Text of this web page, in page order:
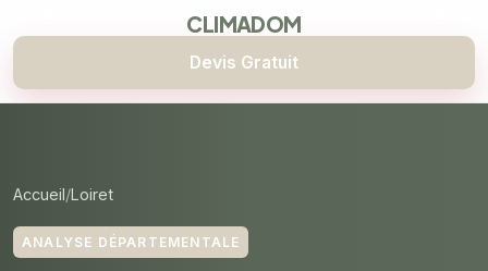
CLIMADOM
Devis Gratuit
Accueil Loiret
ANALYSE DÉPARTEMENTALE